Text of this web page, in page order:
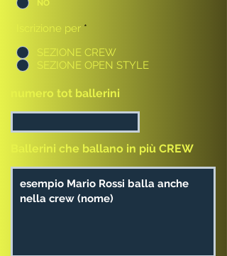
NO
Iscrizione per *
SEZIONE CREW
SEZIONE OPEN STYLE
numero tot ballerini
Ballerini che ballano in più CREW